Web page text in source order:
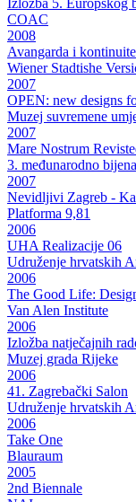
COAC
2008
Avangarda i
Wiener Stadtishe
2007
OPEN: new designs
Muzej suvremene
2007
Mare Nostrum
3. međunarodno
2007
Nevidljivi Zagreb -
Platforma 9,81
2006
UHA Realizacije 06
Udruženje hrvatskih
2006
The Good Life:
Van Alen Institute
2006
Izložba natječajnih
Muzej grada Rijeke
2006
41. Zagrebački Salon
Udruženje hrvatskih
2006
Take One
Blauraum
2005
2nd Biennale